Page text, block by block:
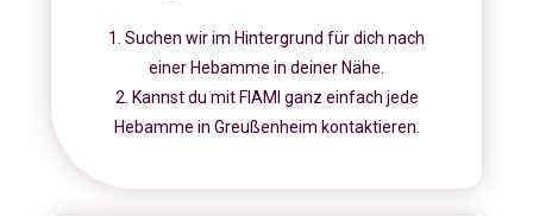
1. Suchen wir im Hintergrund für dich nach
einer Hebamme in deiner Nähe.
2. Kannst du mit FIAMI ganz einfach jede
Hebamme in Greußenheim kontaktieren.